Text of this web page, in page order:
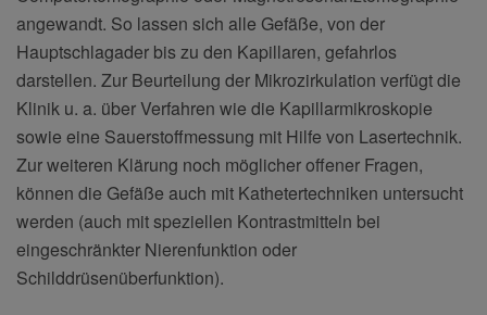
angewandt. So lassen sich alle Gefäße, von der
Hauptschlagader bis zu den Kapillaren, gefahrlos
darstellen. Zur Beurteilung der Mikrozirkulation verfügt die
Klinik u. a. über Verfahren wie die Kapillarmikroskopie
sowie eine Sauerstoffmessung mit Hilfe von Lasertechnik.
Zur weiteren Klärung noch möglicher offener Fragen,
können die Gefäße auch mit Kathetertechniken untersucht
werden (auch mit speziellen Kontrastmitteln bei
eingeschränkter Nierenfunktion oder
Schilddrüsenüberfunktion).